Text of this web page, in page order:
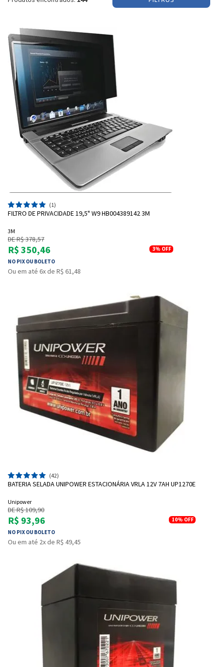
(1)
FILTRO DE PRIVACIDADE 19,5" W9 HB004389142 3M
3M
DE R$ 378,57
R$ 350,46
NO PIX OU BOLETO
3% OFF
Ou em até 6x de R$ 61,48
(42)
BATERIA SELADA UNIPOWER ESTACIONÁRIA VRLA 12V 7AH UP1270E
Unipower
DE R$ 109,90
R$ 93,96
NO PIX OU BOLETO
10% OFF
Ou em até 2x de R$ 49,45